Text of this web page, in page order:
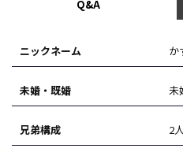
Q&A
ニックネーム か
未婚・既婚 未
兄弟構成 2